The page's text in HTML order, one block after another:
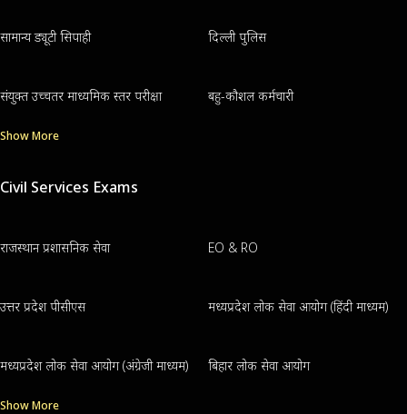
सामान्य ड्यूटी सिपाही दिल्ली पुलिस
संयुक्त उच्चतर माध्यमिक स्तर परीक्षा बहु-कौशल कर्मचारी
Show More
Civil Services Exams
राजस्थान प्रशासनिक सेवा EO & RO
उत्तर प्रदेश पीसीएस मध्यप्रदेश लोक सेवा आयोग (हिंदी माध्यम)
मध्यप्रदेश लोक सेवा आयोग (अंग्रेजी माध्यम) बिहार लोक सेवा आयोग
Show More